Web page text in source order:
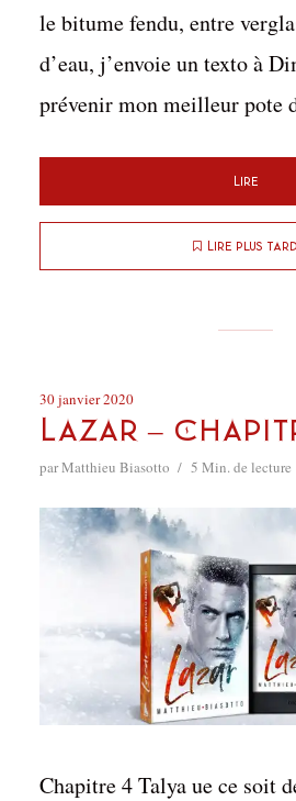
le bitume fendu, entre
d’eau, j’envoie un texto à
prévenir mon meilleur pote
Lire
Lire plus tard
30 janvier 2020
Lazar –
parMatthieu Biasotto 5 Min. de lecture
Chapitre 4 Talya ue ce soit